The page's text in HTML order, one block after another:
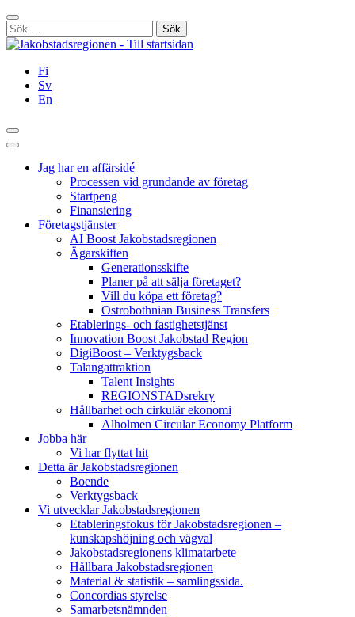
Hoppa
till
innehållet
Stäng
Sök
efter:
Fi
Sv
En
Sök
Huvudmeny
Jag har en affärsidé
Processen vid grundande av företag
Startpeng
Finansiering
Företagstjänster
AI Boost Jakobstadsregionen
Ägarskiften
Generationsskifte
Planer på att sälja företaget?
Vill du köpa ett företag?
Ostrobothnian Business Transfers
Etablerings- och fastighetstjänst
Innovation Boost Jakobstad Region
DigiBoost – Verktygsback
Talangattraktion
Talent Insights
REGIONSTADsrekry
Hållbarhet och cirkulär ekonomi
Alholmen Circular Economy Platform
Jobba här
Vi har flyttat hit
Detta är Jakobstadsregionen
Boende
Verktygsback
Vi utvecklar Jakobstadsregionen
Etableringsfokus för Jakobstadsregionen –
kunskapshöjning och vägval
Jakobstadsregionens klimatarbete
Hållbara Jakobstadsregionen
Material & statistik – samlingssida.
Concordias styrelse
Samarbetsnämnden